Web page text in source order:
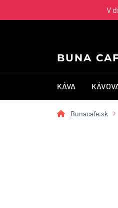
V
BUNA
KÁVA
Bunacafe.sk